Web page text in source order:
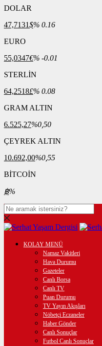
DOLAR
47,7131$% 0.16
EURO
55,0347€% -0.01
STERLİN
64,2518£% 0.08
GRAM ALTIN
6.525,27%0,50
ÇEYREK ALTIN
10.692,00%0,55
BİTCOİN
฿%
KOLAY MENÜ
Namaz Vakitleri
Hava Durumu
Gazeteler
Canlı Borsa
Canlı TV
Puan Durumu
TV Yayın Akışları
Nöbetçi Eczaneler
Haber Gönder
Canlı Sonuçlar
Futbol Canlı Sonuçlar